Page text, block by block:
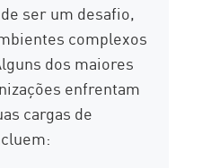
ser um desafio,
complexos
dos maiores
enfrentam
cargas de